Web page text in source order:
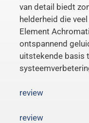
van detail biedt
helderheid die
Element
ontspannend
uitstekende basis
review
review